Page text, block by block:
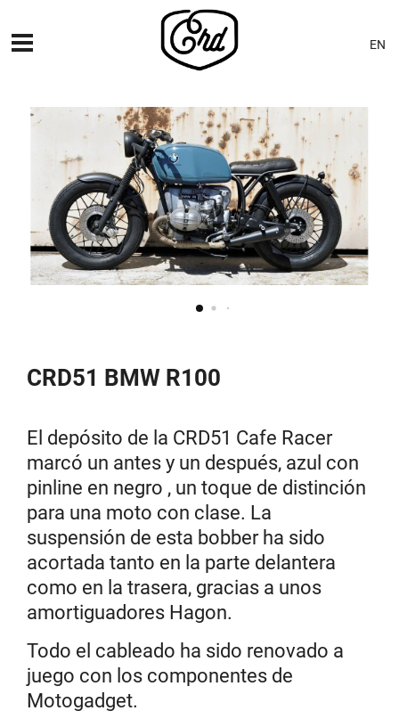
PREMIERES
CONTACTO
EN
CRD51 BMW R100
El depósito de la CRD51 Cafe Racer
marcó un antes y un después, azul con
pinline en negro , un toque de distinción
para una moto con clase. La
suspensión de esta bobber ha sido
acortada tanto en la parte delantera
como en la trasera, gracias a unos
amortiguadores Hagon.
Todo el cableado ha sido renovado a
juego con los componentes de
Motogadget.